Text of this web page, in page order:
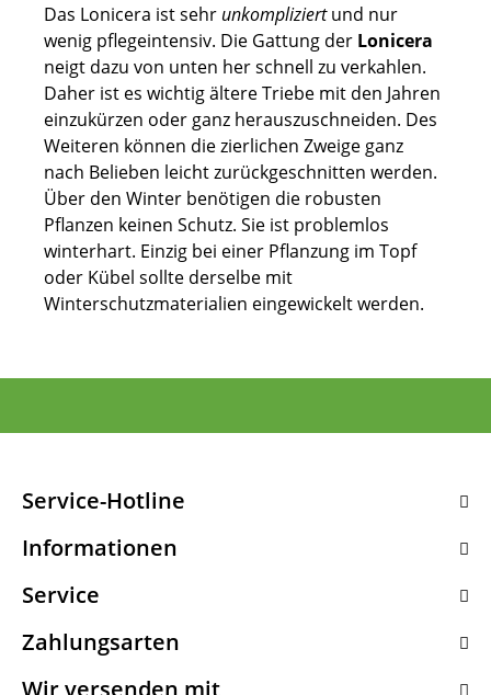
Das Lonicera ist sehr unkompliziertund nur
wenig pflegeintensiv. Die Gattung der Lonicera
neigt dazu von unten her schnell zu verkahlen.
Daher ist es wichtig ältere Triebe mit den Jahren
einzukürzen oder ganz herauszuschneiden. Des
Weiteren können die zierlichen Zweige ganz
nach Belieben leicht zurückgeschnitten werden.
Über den Winter benötigen die robusten
Pflanzen keinen Schutz. Sie ist problemlos
winterhart. Einzig bei einer Pflanzung im Topf
oder Kübel sollte derselbe mit
Winterschutzmaterialien eingewickelt werden.
Service-Hotline
Informationen
Service
Zahlungsarten
Wir versenden mit